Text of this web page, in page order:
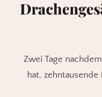
Zwei Tage
hat,